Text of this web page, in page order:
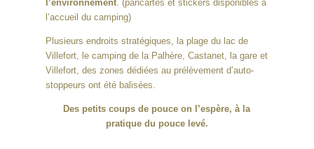
l’environnement. (pancartes et stickers disponibles à
l’accueil du camping)
Plusieurs endroits stratégiques, la plage du lac de
Villefort, le camping de la Palhère, Castanet, la gare et
Villefort, des zones dédiées au prélèvement d’auto-
stoppeurs ont été balisées.
Des petits coups de pouce on l’espère, à la
pratique du pouce levé.